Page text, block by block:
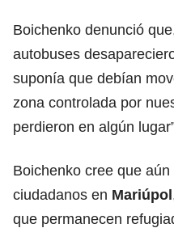
Boichenko denunció
autobuses
suponía que debían
zona controlada por
perdieron en algún
Boichenko cree que
ciudadanos en Mariúpol
que permanecen